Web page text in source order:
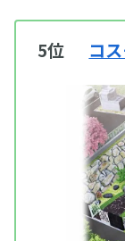
5位 コ